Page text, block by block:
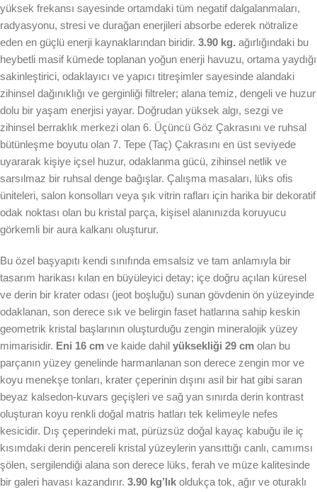
yüksek frekansı sayesinde ortamdaki tüm negatif dalgalanmaları,
radyasyonu, stresi ve durağan enerjileri absorbe ederek nötralize
eden en güçlü enerji kaynaklarından biridir. 3.90 kg. ağırlığındaki bu
heybetli masif kümede toplanan yoğun enerji havuzu, ortama yaydığı
sakinleştirici, odaklayıcı ve yapıcı titreşimler sayesinde alandaki
zihinsel dağınıklığı ve gerginliği filtreler; alana temiz, dengeli ve huzur
dolu bir yaşam enerjisi yayar. Doğrudan yüksek algı, sezgi ve
zihinsel berraklık merkezi olan 6. Üçüncü Göz Çakrasını ve ruhsal
bütünleşme boyutu olan 7. Tepe (Taç) Çakrasını en üst seviyede
uyararak kişiye içsel huzur, odaklanma gücü, zihinsel netlik ve
sarsılmaz bir ruhsal denge bağışlar. Çalışma masaları, lüks ofis
üniteleri, salon konsolları veya şık vitrin rafları için harika bir dekoratif
odak noktası olan bu kristal parça, kişisel alanınızda koruyucu
görkemli bir aura kalkanı oluşturur.
Bu özel başyapıtı kendi sınıfında emsalsiz ve tam anlamıyla bir
tasarım harikası kılan en büyüleyici detay; içe doğru açılan küresel
ve derin bir krater odası (jeot boşluğu) sunan gövdenin ön yüzeyinde
odaklanan, son derece sık ve belirgin faset hatlarına sahip keskin
geometrik kristal başlarının oluşturduğu zengin mineralojik yüzey
mimarisidir. Eni 16 cm ve kaide dahil yüksekliği 29 cm olan bu
parçanın yüzey genelinde harmanlanan son derece zengin mor ve
koyu menekşe tonları, krater çeperinin dışını asil bir hat gibi saran
beyaz kalsedon-kuvars geçişleri ve sağ yan sınırda derin kontrast
oluşturan koyu renkli doğal matris hatları tek kelimeyle nefes
kesicidir. Dış çeperindeki mat, pürüzsüz doğal kayaç kabuğu ile iç
kısımdaki derin pencereli kristal yüzeylerin yansıttığı canlı, camımsı
şölen, sergilendiği alana son derece lüks, ferah ve müze kalitesinde
bir galeri havası kazandırır. 3.90 kg’lık oldukça tok, ağır ve oturaklı